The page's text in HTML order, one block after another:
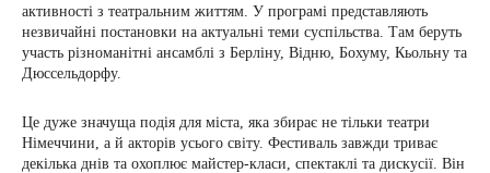
активності з театральним життям. У програмі представляють
незвичайні постановки на актуальні теми суспільства. Там беруть
участь різноманітні ансамблі з Берліну, Відню, Бохуму, Кьольну та
Дюссельдорфу.
Це дуже значуща подія для міста, яка збирає не тільки театри
Німеччини, а й акторів усього світу. Фестиваль завжди триває
декілька днів та охоплює майстер-класи, спектаклі та дискусії. Він